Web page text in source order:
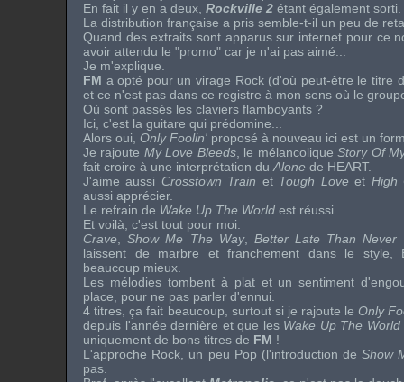
En fait il y en a deux, Rockville 2 étant également sorti.
La distribution française a pris semble-t-il un peu de
Quand des extraits sont apparus sur internet pour ce
avoir attendu le "promo" car je n'ai pas aimé...
Je m'explique.
FM a opté pour un virage Rock (d'où peut-être le titre
et ce n'est pas dans ce registre à mon sens où le
Où sont passés les claviers flamboyants ?
Ici, c'est la guitare qui prédomine...
Alors oui, Only Foolin' proposé à nouveau ici est un
Je rajoute My Love Bleeds, le mélancoliqueStory Of
fait croire à une interprétation du Alone de HEART.
J'aime aussi Crosstown Train et Tough Love et High
aussi apprécier.
Le refrain de Wake Up The World est réussi.
Et voilà, c'est tout pour moi.
Crave ,Show Me The Way, Better Late Than Never
laissent de marbre et franchement dans le style,
beaucoup mieux.
Les mélodies tombent à plat et un sentiment
place, pour ne pas parler d'ennui.
4 titres, ça fait beaucoup, surtout si je rajoute le Only
depuis l'année dernière et que les Wake Up The World
uniquement de bons titres de FM !
L'approche Rock , un peu Pop (l'introduction deShow
pas.